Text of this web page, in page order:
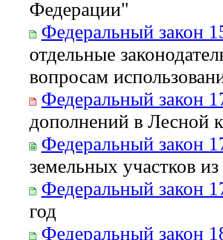
Федерации"
Федеральный закон
отдельные
вопросам
Федеральный закон
дополнений в Лесной
Федеральный закон
земельных участков
Федеральный закон
год
Федеральный закон